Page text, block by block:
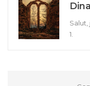
Dina
1.